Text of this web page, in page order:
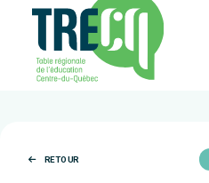
RETOUR